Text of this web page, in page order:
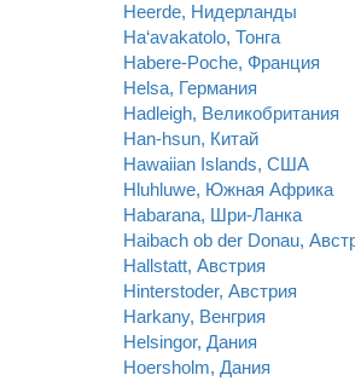
Heerde, Нидерланды
Ha‘avakatolo, Тонга
Habere-Poche, Франция
Helsa, Германия
Hadleigh, Великобритания
Han-hsun, Китай
Hawaiian Islands, США
Hluhluwe, Южная Африка
Habarana, Шри-Ланка
Haibach ob der Donau,
Hallstatt, Австрия
Hinterstoder, Австрия
Harkany, Венгрия
Helsingor, Дания
Hoersholm, Дания